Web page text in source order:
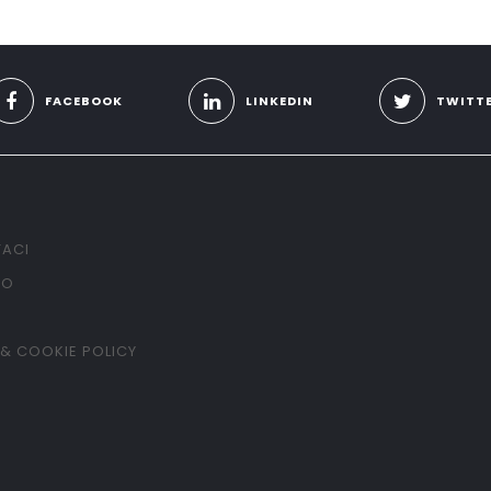
FACEBOOK LINKEDIN
COOKIE POLICY